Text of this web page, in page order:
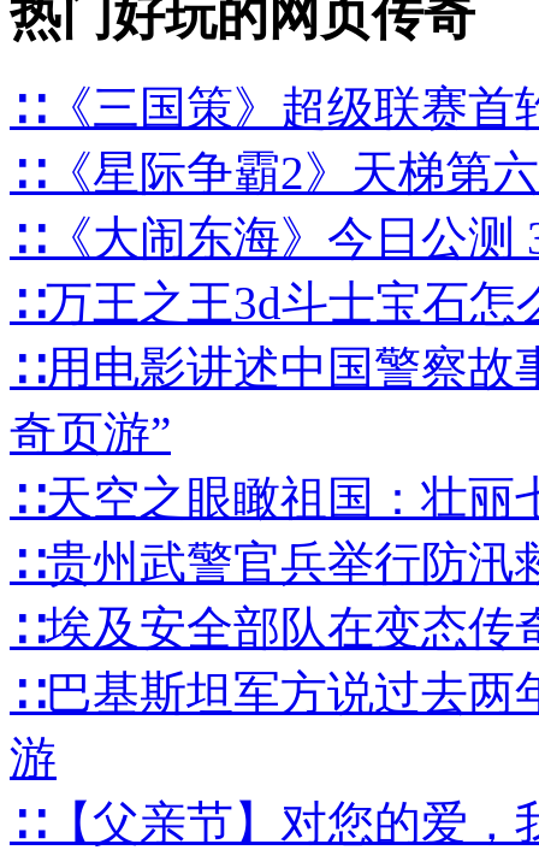
热门好玩的网页传奇
∷《三国策》超级联赛首
∷《星际争霸2》天梯第
∷《大闹东海》今日公测
∷万王之王3d斗士宝石
∷用电影讲述中国警察故
奇页游”
∷天空之眼瞰祖国：壮丽
∷贵州武警官兵举行防汛
∷埃及安全部队在变态传
∷巴基斯坦军方说过去两
游
∷【父亲节】对您的爱，